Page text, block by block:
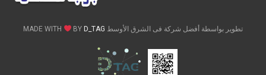
تطوير بواسطة أفضل شركة فى الشرق الأوسط MADE WITH BY D_TAG